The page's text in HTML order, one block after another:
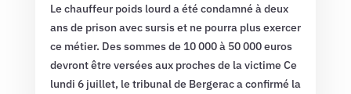
Le chauffeur poids lourd a été condamné à deux
ans de prison avec sursis et ne pourra plus exercer
ce métier. Des sommes de 10 000 à 50 000 euros
devront être versées aux proches de la victime Ce
lundi 6 juillet, le tribunal de Bergerac a confirmé la